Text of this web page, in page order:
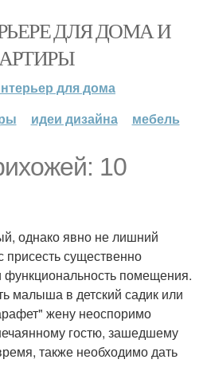
ДЛЯ ДОМА И
для дома
идеи дизайна мебель
10
однако явно не лишний
существенно
функциональность помещения.
малыша в детский садик или
жену неоспоримо
гостю, зашедшему
также необходимо дать